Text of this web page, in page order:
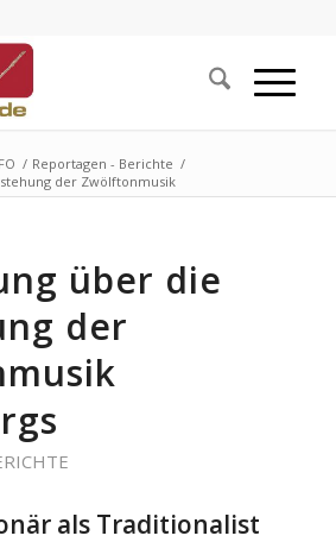
/ Reportagen - Berichte /
der Zwölftonmusik
über die
der
als Traditionalist